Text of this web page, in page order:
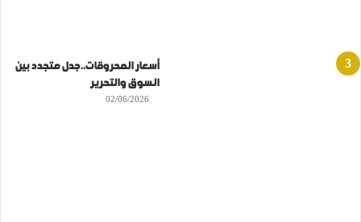
أسعار المحروقات..جدل متجدد بين
السوق والتحرير
02/06/2026